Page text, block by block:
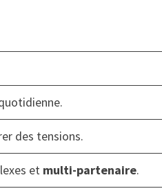
des tensions.
et multi-partenaire.